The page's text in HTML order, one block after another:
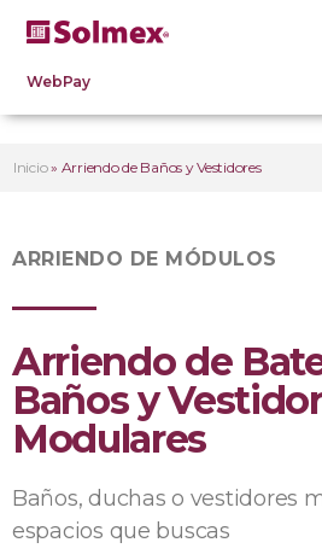
WebPay
Inicio» Arriendo de Baños y Vestidores
ARRIENDO DE MÓDULOS
Arriendo de
Baños y
Modulares
Baños, duchas o vestidores
espacios que buscas